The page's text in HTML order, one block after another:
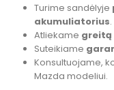
Turime sandėlyje
akumuliatorius.
Atliekame greitą
Suteikiame
Konsultuojame,
Mazda modeliui.